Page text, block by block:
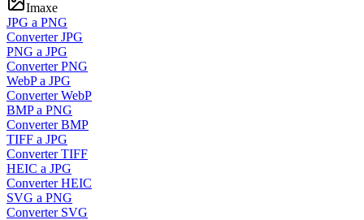
Imaxe
JPG a PNG
Converter JPG
PNG a JPG
Converter PNG
WebP a JPG
Converter WebP
BMP a PNG
Converter BMP
TIFF a JPG
Converter TIFF
HEIC a JPG
Converter HEIC
SVG a PNG
Converter SVG